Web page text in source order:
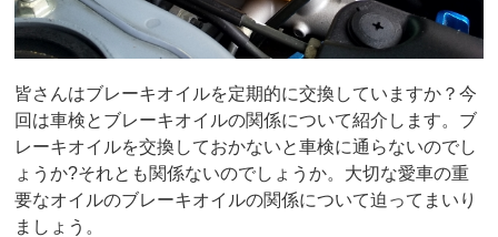
皆さんはブレーキオイルを定期的に交換していますか？今
回は車検とブレーキオイルの関係について紹介します。ブ
レーキオイルを交換しておかないと車検に通らないのでし
ょうか?それとも関係ないのでしょうか。大切な愛車の重
要なオイルのブレーキオイルの関係について迫ってまいり
ましょう。